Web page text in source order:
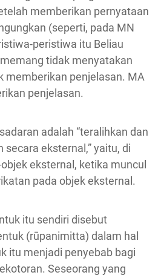
memberikan pernyataan
(seperti, pada MN
peristiwa itu Beliau
tidak menyatakan
memberikan penjelasan. MA
penjelasan.
adalah “teralihkan dan
secara eksternal,” yaitu, di
eksternal, ketika muncul
pada objek eksternal.
itu sendiri disebut
(rūpanimitta) dalam hal
itu menjadi penyebab bagi
Seseorang yang